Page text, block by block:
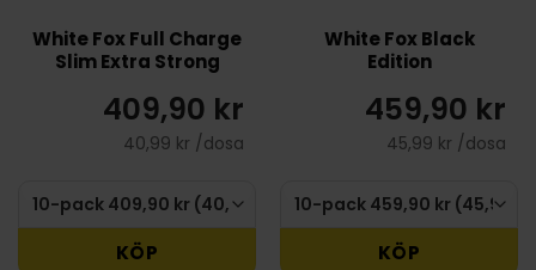
White Fox Full Charge
Slim Extra Strong
409,90 kr
40,99 kr /dosa
KÖP
White Fox Black
Edition
459,90 kr
45,99 kr /dosa
KÖP